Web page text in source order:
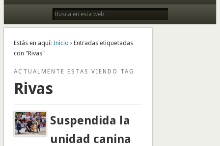
Estás en aquí: Inicio › Entradas etiquetadas
con "Rivas"
ACTUALMENTE ESTAS VIENDO TAG
Rivas
Suspendida la
unidad canina